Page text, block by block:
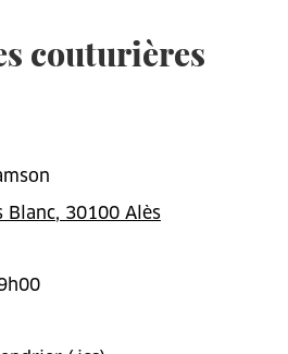
couturières
30100 Alès